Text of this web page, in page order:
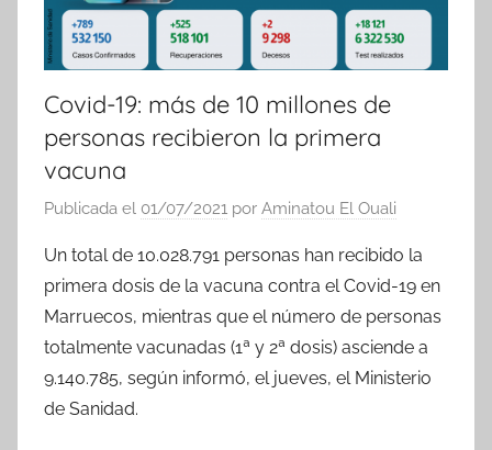
Covid-19: más de 10 millones de
personas recibieron la primera
vacuna
Publicada el 01/07/2021 por Aminatou El Ouali
Un total de 10.028.791 personas han recibido la
primera dosis de la vacuna contra el Covid-19 en
Marruecos, mientras que el número de personas
totalmente vacunadas (1ª y 2ª dosis) asciende a
9.140.785, según informó, el jueves, el Ministerio
de Sanidad.